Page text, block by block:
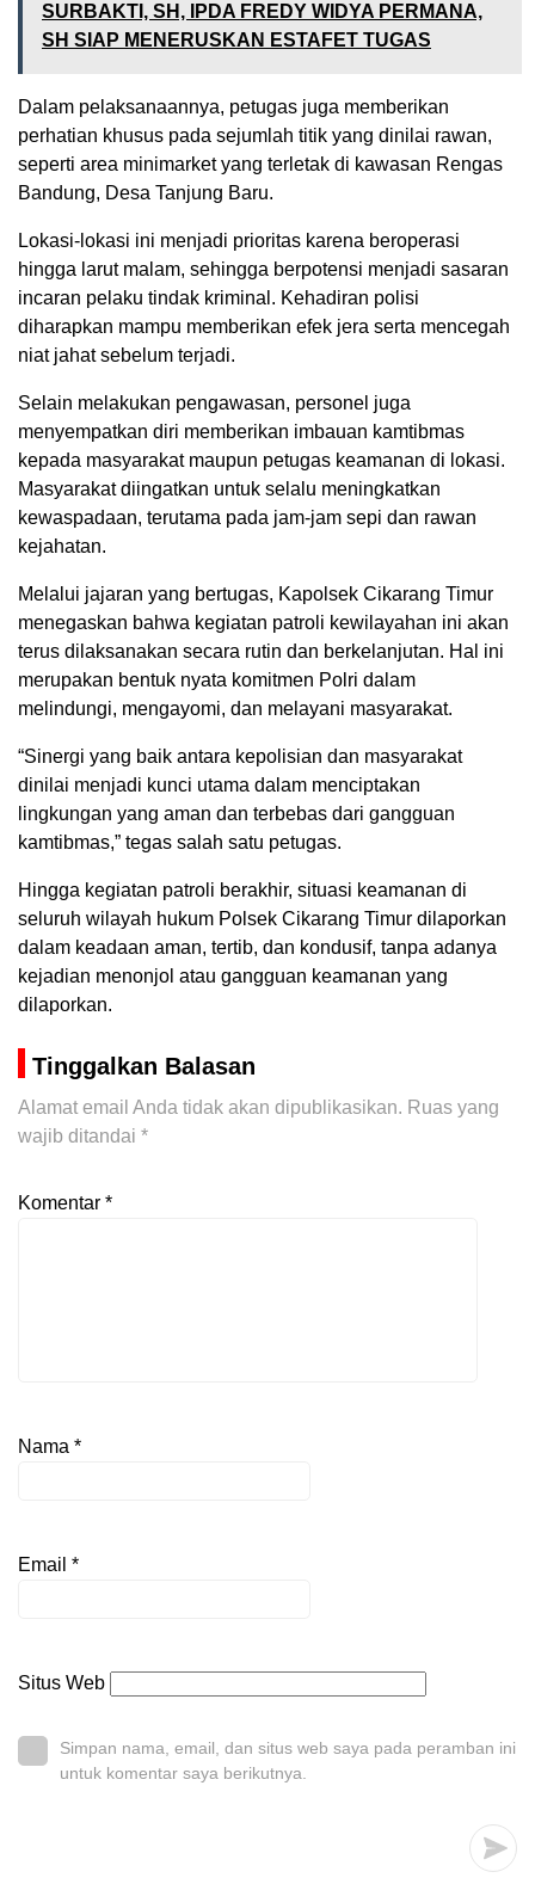
SURBAKTI, SH, IPDA FREDY WIDYA PERMANA,
SH SIAP MENERUSKAN ESTAFET TUGAS
Dalam pelaksanaannya, petugas juga memberikan
perhatian khusus pada sejumlah titik yang dinilai rawan,
seperti area minimarket yang terletak di kawasan Rengas
Bandung, Desa Tanjung Baru.
Lokasi-lokasi ini menjadi prioritas karena beroperasi
hingga larut malam, sehingga berpotensi menjadi sasaran
incaran pelaku tindak kriminal. Kehadiran polisi
diharapkan mampu memberikan efek jera serta mencegah
niat jahat sebelum terjadi.
Selain melakukan pengawasan, personel juga
menyempatkan diri memberikan imbauan kamtibmas
kepada masyarakat maupun petugas keamanan di lokasi.
Masyarakat diingatkan untuk selalu meningkatkan
kewaspadaan, terutama pada jam-jam sepi dan rawan
kejahatan.
Melalui jajaran yang bertugas, Kapolsek Cikarang Timur
menegaskan bahwa kegiatan patroli kewilayahan ini akan
terus dilaksanakan secara rutin dan berkelanjutan. Hal ini
merupakan bentuk nyata komitmen Polri dalam
melindungi, mengayomi, dan melayani masyarakat.
“Sinergi yang baik antara kepolisian dan masyarakat
dinilai menjadi kunci utama dalam menciptakan
lingkungan yang aman dan terbebas dari gangguan
kamtibmas,” tegas salah satu petugas.
Hingga kegiatan patroli berakhir, situasi keamanan di
seluruh wilayah hukum Polsek Cikarang Timur dilaporkan
dalam keadaan aman, tertib, dan kondusif, tanpa adanya
kejadian menonjol atau gangguan keamanan yang
dilaporkan.
Tinggalkan Balasan
Alamat email Anda tidak akan dipublikasikan. Ruas yang
wajib ditandai *
Komentar *
Nama *
Email *
Situs Web
Simpan nama, email, dan situs web saya pada peramban ini
untuk komentar saya berikutnya.